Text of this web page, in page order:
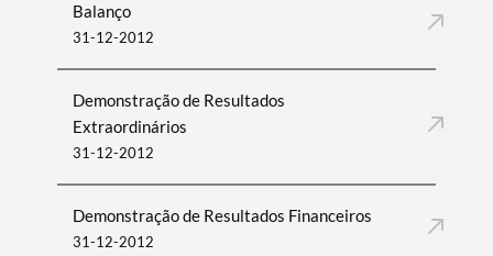
Balanço
31-12-2012
Demonstração de Resultados
Extraordinários
31-12-2012
Demonstração de Resultados Financeiros
31-12-2012